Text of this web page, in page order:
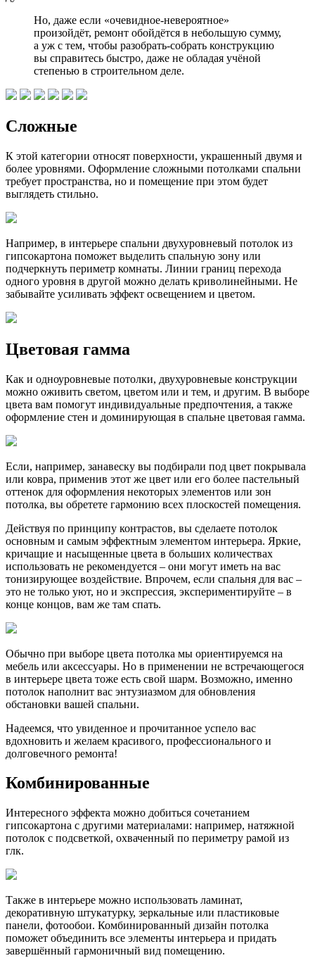
Но, даже если «очевидное-невероятное»
произойдёт, ремонт обойдётся в небольшую сумму,
а уж с тем, чтобы разобрать-собрать конструкцию
вы справитесь быстро, даже не обладая учёной
степенью в строительном деле.
Сложные
К этой категории относят поверхности, украшенный двумя и
более уровнями. Оформление сложными потолками спальни
требует пространства, но и помещение при этом будет
выглядеть стильно.
Например, в интерьере спальни двухуровневый потолок из
гипсокартона поможет выделить спальную зону или
подчеркнуть периметр комнаты. Линии границ перехода
одного уровня в другой можно делать криволинейными. Не
забывайте усиливать эффект освещением и цветом.
Цветовая гамма
Как и одноуровневые потолки, двухуровневые конструкции
можно оживить светом, цветом или и тем, и другим. В выборе
цвета вам помогут индивидуальные предпочтения, а также
оформление стен и доминирующая в спальне цветовая гамма.
Если, например, занавеску вы подбирали под цвет покрывала
или ковра, применив этот же цвет или его более пастельный
оттенок для оформления некоторых элементов или зон
потолка, вы обретете гармонию всех плоскостей помещения.
Действуя по принципу контрастов, вы сделаете потолок
основным и самым эффектным элементом интерьера. Яркие,
кричащие и насыщенные цвета в больших количествах
использовать не рекомендуется – они могут иметь на вас
тонизирующее воздействие. Впрочем, если спальня для вас –
это не только уют, но и экспрессия, экспериментируйте – в
конце концов, вам же там спать.
Обычно при выборе цвета потолка мы ориентируемся на
мебель или аксессуары. Но в применении не встречающегося
в интерьере цвета тоже есть свой шарм. Возможно, именно
потолок наполнит вас энтузиазмом для обновления
обстановки вашей спальни.
Надеемся, что увиденное и прочитанное успело вас
вдохновить и желаем красивого, профессионального и
долговечного ремонта!
Комбинированные
Интересного эффекта можно добиться сочетанием
гипсокартона с другими материалами: например, натяжной
потолок с подсветкой, охваченный по периметру рамой из
глк.
Также в интерьере можно использовать ламинат,
декоративную штукатурку, зеркальные или пластиковые
панели, фотообои. Комбинированный дизайн потолка
поможет объединить все элементы интерьера и придать
завершённый гармоничный вид помещению.